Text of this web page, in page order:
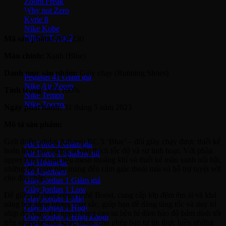
Why not Zero
Kyrie 8
Nike Kobe
NIke GT Cut 2
Pegasus 41
Nike Air Zoom
Nike Tempo
Nike Zoomx
Air Force 1
Air Force 1 Shadow nữ
Air Huarache
Air Uptempo
Giày Jordan 1
Giày Jordan 1 Low
Giày Jordan 1 Mid
Giày Jordan 1 High
Giày Jordan 1 High Zoom
Mô tả
Mã sản phẩm: HQ7230
Danh mục sản phẩm:
Giày chạy (Running Shoes)
Tình trạng:Mới 100%
Ngày phát hành:31 tháng 5 năm 2023
Giới thiệu adidas Adizero RC 5 ‘Blue’ – đôi giày chạy được thiết kế
hoàn hảo cho những ai yêu thích tốc độ và sự linh hoạt. Với phần
upper làm từ chất liệu mesh thoáng khí và thiết kế màu xanh nổi bật,
những đôi giày này mang đến cảm giác thoải mái và hỗ trợ tuyệt vời
cho đôi chân.
Đế giữa sử dụng công nghệ Boost, cung cấp lớp đệm êm ái và khả
năng hồi năng lượng xuất sắc, giúp bạn dễ dàng tăng tốc và duy trì
nhịp độ chạy. Đế ngoài bằng cao su bền bỉ đảm bảo độ bám dính tốt
trên nhiều bề mặt khác nhau, cho phép bạn tự tin thực hiện những